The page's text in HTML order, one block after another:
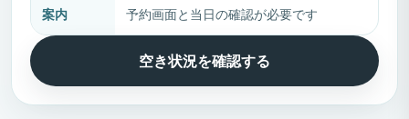
案内 予約画面と当日の確認が必要です
空き状況を確認する